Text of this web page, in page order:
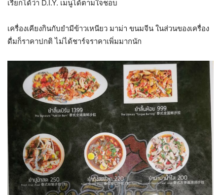
เรียกได้ว่า D.I.Y. เมนูได้ตามใจชอบ
เครื่องเคียงกินกับยำมีข้าวเหนียว มาม่า ขนมจีน ในส่วนของเครื่อง
ดื่มก็ราคาปกติ ไม่ได้ชาร์จราคาเพิ่มมากนัก